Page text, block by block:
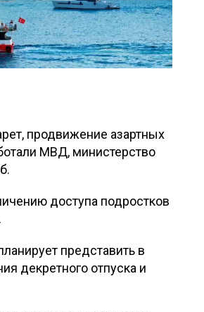
продвижение азартных
МВД, министерство
доступа подростков
представить в
декретного отпуска и